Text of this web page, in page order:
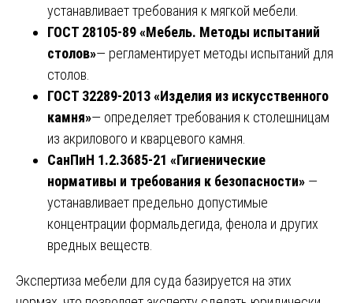
устанавливает требования к мягкой мебели.
ГОСТ 28105-89 «Мебель. Методы испытаний
столов»— регламентирует методы испытаний для
столов.
ГОСТ 32289-2013 «Изделия из искусственного
камня»— определяет требования к столешницам
из акрилового и кварцевого камня.
СанПиН 1.2.3685-21 «Гигиенические
нормативы и требования к безопасности» —
устанавливает предельно допустимые
концентрации формальдегида, фенола и других
вредных веществ.
Экспертиза мебели для суда базируется на этих